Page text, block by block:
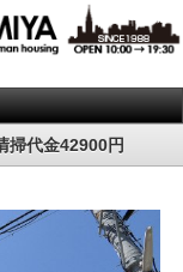
代金42900円